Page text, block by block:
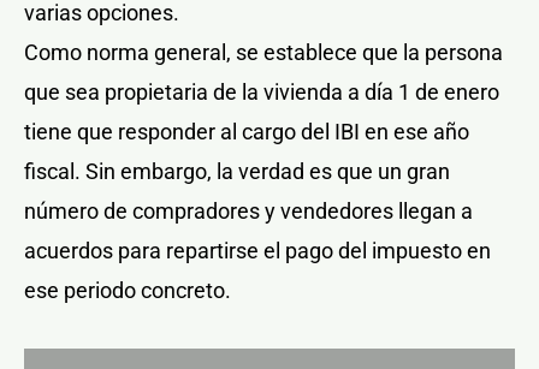
varias opciones.
Como norma general, se establece que la persona
que sea propietaria de la vivienda a día 1 de enero
tiene que responder al cargo del IBI en ese año
fiscal. Sin embargo, la verdad es que un gran
número de compradores y vendedores llegan a
acuerdos para repartirse el pago del impuesto en
ese periodo concreto.